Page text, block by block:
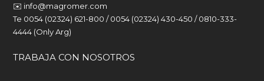
✉️ info@magromer.com
Te 0054 (02324) 621-800 / 0054 (02324) 430-450 / 0810-333-
4444 (Only Arg)
TRABAJA CON NOSOTROS